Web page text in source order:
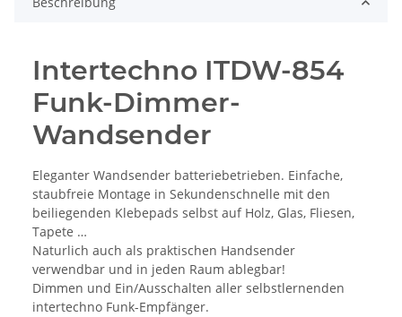
Intertechno ITDW-854
Funk-Dimmer-
Wandsender
Eleganter Wandsender batteriebetrieben. Einfache,
staubfreie Montage in Sekundenschnelle mit den
beiliegenden Klebepads selbst auf Holz, Glas, Fliesen,
Tapete …
Naturlich auch als praktischen Handsender
verwendbar und in jeden Raum ablegbar!
Dimmen und Ein/Ausschalten aller selbstlernenden
intertechno Funk-Empfänger.